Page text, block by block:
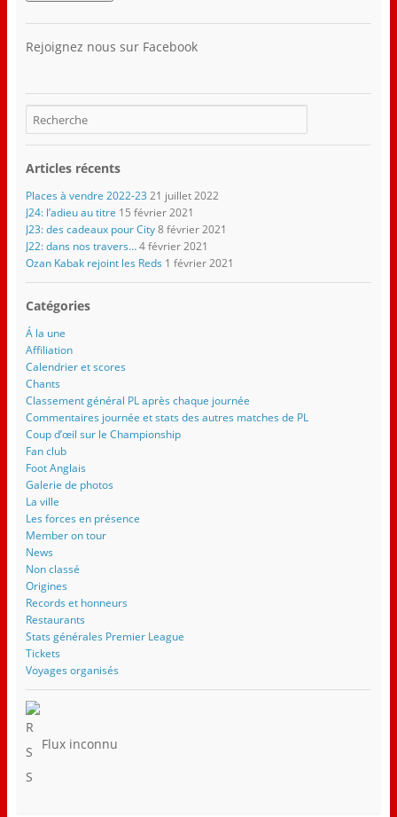
Rejoignez nous sur Facebook
Articles récents
Places à vendre 2022-23 21 juillet 2022
J24: l’adieu au titre 15 février 2021
J23: des cadeaux pour City 8 février 2021
J22: dans nos travers… 4 février 2021
Ozan Kabak rejoint les Reds 1 février 2021
Catégories
Á la une
Affiliation
Calendrier et scores
Chants
Classement général PL après chaque journée
Commentaires journée et stats des autres matches de PL
Coup d’œil sur le Championship
Fan club
Foot Anglais
Galerie de photos
La ville
Les forces en présence
Member on tour
News
Non classé
Origines
Records et honneurs
Restaurants
Stats générales Premier League
Tickets
Voyages organisés
Flux inconnu